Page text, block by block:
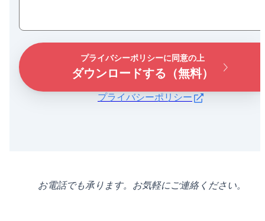
プライバシーポリシーに同意の上
ダウンロードする（無料）
プライバシーポリシー
お電話でも承ります。お気軽にご連絡ください。